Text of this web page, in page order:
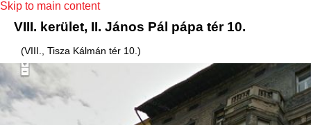
Skip to main content
VIII. kerület, II. János Pál pápa tér 10.
(VIII., Tisza Kálmán tér 10.)